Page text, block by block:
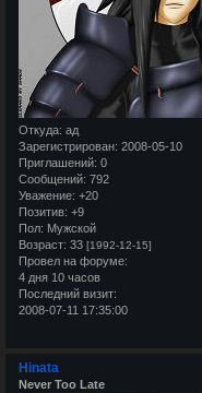
Откуда: ад
Зарегистрирован: 2008-05-10
Приглашений: 0
Сообщений: 792
Уважение: +20
Позитив: +9
Пол: Мужской
Возраст: 33 [1992-12-15]
Провел на форуме:
4 дня 10 часов
Последний визит:
2008-07-11 17:35:00
Hinata
Never Too Late